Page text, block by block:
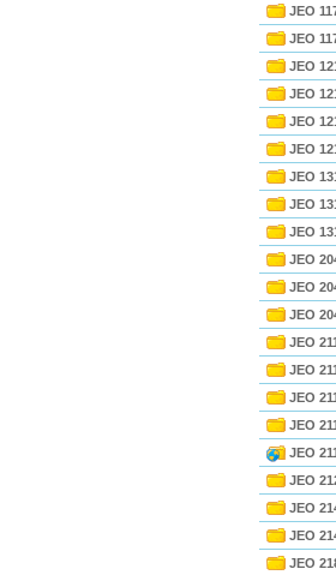
JEO
JEO
JEO
JEO
JEO
JEO
JEO
JEO
JEO
JEO
JEO
JEO
JEO
JEO
JEO
JEO
JEO
JEO
JEO
JEO
JEO